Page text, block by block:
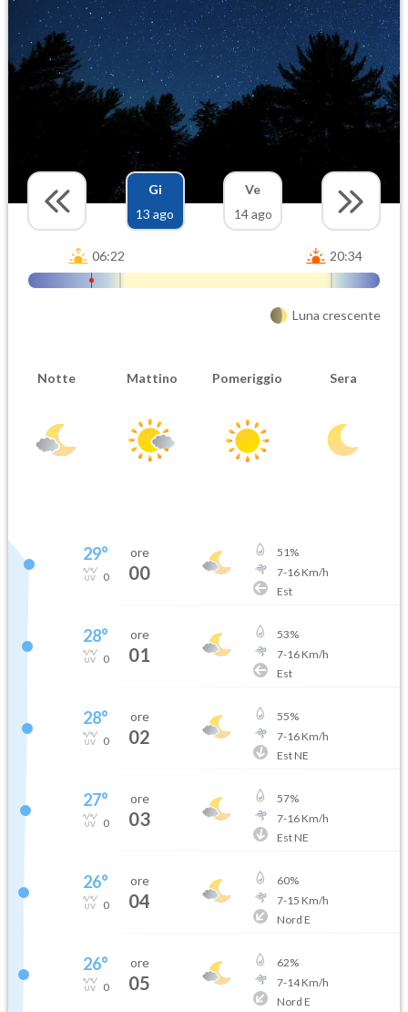
Gi
13 ago
Ve
14 ago
06:22 20:34
Luna crescente
Notte Mattino Pomeriggio Sera
29°
0
ore
00
51%
7-16Km/h
Est
28°
0
ore
01
53%
7-16Km/h
Est
28°
0
ore
02
55%
7-16Km/h
Est NE
27°
0
ore
03
57%
7-16Km/h
Est NE
26°
0
ore
04
60%
7-15 Km/h
Nord E
26°
0
ore
05
62%
7-14Km/h
Nord E